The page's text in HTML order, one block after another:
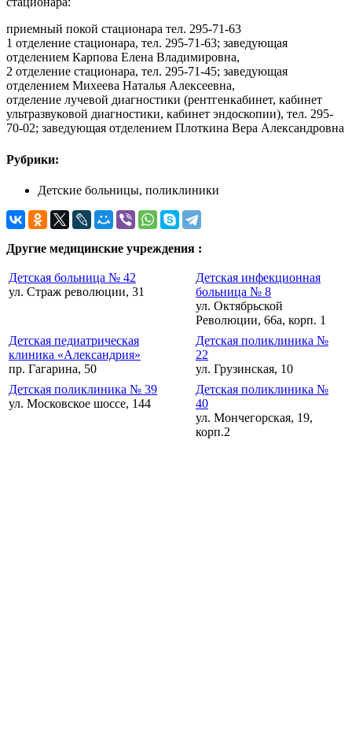
приемный покой стационара тел. 295-71-63
1 отделение стационара, тел. 295-71-63; заведующая
отделением Карпова Елена Владимировна,
2 отделение стационара, тел. 295-71-45; заведующая
отделением Михеева Наталья Алексеевна,
отделение лучевой диагностики (рентгенкабинет, кабинет
ультразвуковой диагностики, кабинет эндоскопии), тел. 295-
70-02; заведующая отделением Плоткина Вера Александровна
Рубрики:
Детские больницы, поликлиники
Другие медицинские учреждения :
Детская больница № 42
ул. Страж революции, 31
Детская инфекционная
больница № 8
ул. Октябрьской
Революции, 66а, корп. 1
Детская педиатрическая
клиника «Александрия»
пр. Гагарина, 50
Детская поликлиника №
22
ул. Грузинская, 10
Детская поликлиника № 39
ул. Московское шоссе, 144
Детская поликлиника №
40
ул. Мончегорская, 19,
корп.2